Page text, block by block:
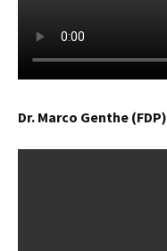
Dr. Marco Genthe (FDP)